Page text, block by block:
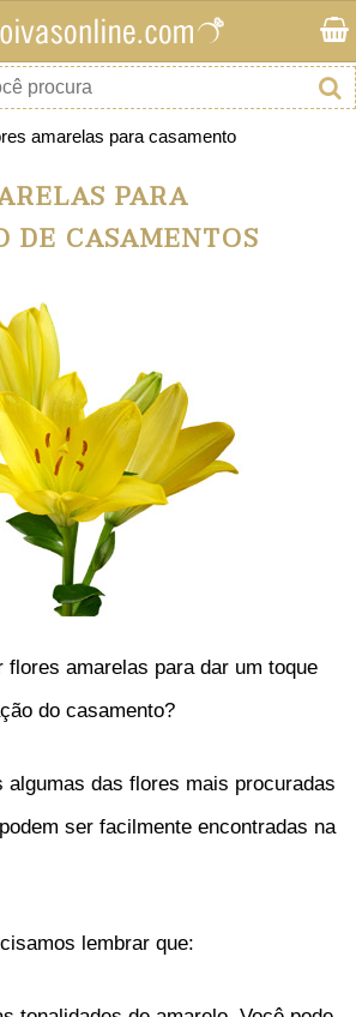
amarelas para casamento
PARA
DE CASAMENTOS
flores amarelas para dar um toque
do casamento?
algumas das flores mais procuradas
ser facilmente encontradas na
lembrar que: